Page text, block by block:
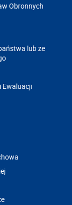
Obronnych
lub ze
Ewaluacji